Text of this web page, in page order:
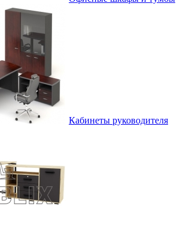
Кабинеты руководителя